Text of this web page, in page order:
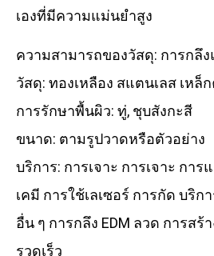
เองที่มีความแม่นยำสูง
ความสามารถของวัสดุ: การกลึง
วัสดุ: ทองเหลือง สแตนเลส เหล็
การรักษาพื้นผิว: ทู่, ชุบสังกะสี
ขนาด: ตามรูปวาดหรือตัวอย่าง
บริการ: การเจาะ การเจาะ กา
เคมี การใช้เลเซอร์ การกัด บริก
อื่น ๆ การกลึง EDM ลวด การสร้
รวดเร็ว